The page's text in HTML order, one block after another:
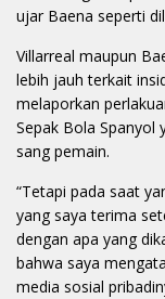
ujar Baena seperti
Villarreal maupun
lebih jauh terkait
melaporkan
Sepak Bola Spanyol
sang pemain.
“Tetapi pada saat
yang saya terima
dengan apa yang
bahwa saya
media sosial